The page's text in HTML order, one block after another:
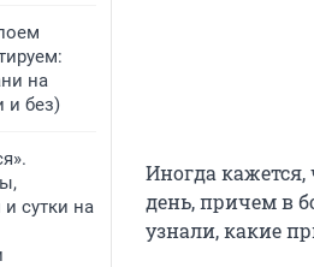
на
и без)
сутки на
Иногда
день, причем в
узнали, какие